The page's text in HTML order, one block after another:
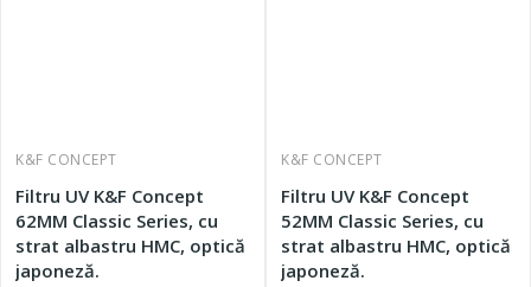
K&F CONCEPT
Filtru UV K&F Concept
62MM Classic Series, cu
strat albastru HMC, optică
japoneză.
K&F CONCEPT
Filtru UV K&F Concept
52MM Classic Series, cu
strat albastru HMC, optică
japoneză.